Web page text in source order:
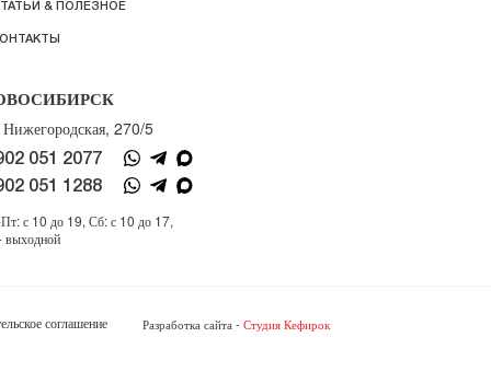
& ПОЛЕЗНОЕ
Нижегородская, 270/5
051 2077
051 1288
с 10 до 19, Сб: с 10 до 17,
выходной
соглашение
Разработка сайта - Студия Кефирок